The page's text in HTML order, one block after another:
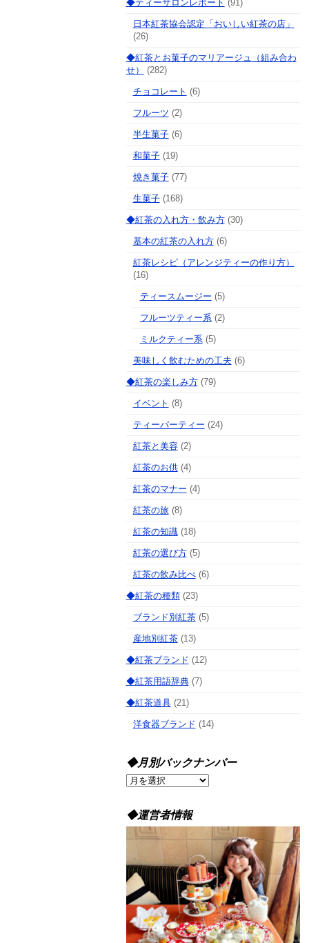
◆ティーサロンレポート (91)
日本紅茶協会認定「おいしい紅茶の店」
(26)
◆紅茶とお菓子のマリアージュ（組み合わ
せ）
(282)
チョコレート (6)
フルーツ (2)
半生菓子(6)
和菓子(19)
焼き菓子(77)
生菓子(168)
◆紅茶の入れ方・飲み方(30)
基本の紅茶の入れ方(6)
紅茶レシピ（アレンジティーの作り方）
(16)
ティースムージー (5)
フルーツティー系(2)
ミルクティー系(5)
美味しく飲むための工夫 (6)
◆紅茶の楽しみ方(79)
イベント (8)
ティーパーティー (24)
紅茶と美容(2)
紅茶のお供(4)
紅茶のマナー (4)
紅茶の旅(8)
紅茶の知識(18)
紅茶の選び方(5)
紅茶の飲み比べ(6)
◆紅茶の種類(23)
ブランド別紅茶(5)
産地別紅茶(13)
◆紅茶ブランド (12)
◆紅茶用語辞典(7)
◆紅茶道具(21)
洋食器ブランド (14)
◆月別バックナンバー
◆
別
バ
ッ
ン
バ
ー
◆運営者情報